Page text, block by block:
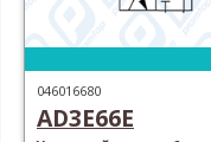
046016680
AD3E66E